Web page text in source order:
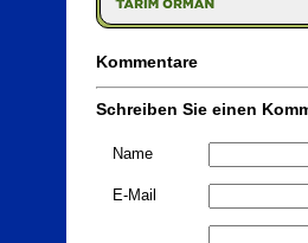
Kommentare
Schreiben Sie einen
Name
E-Mail